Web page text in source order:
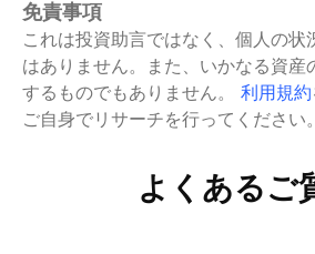
免責事項
これは投資助言ではなく、個人の状
はありません。また、いかなる資産
するものでもありません。
利用規約
ご自身でリサーチを行ってください。
よくあるご